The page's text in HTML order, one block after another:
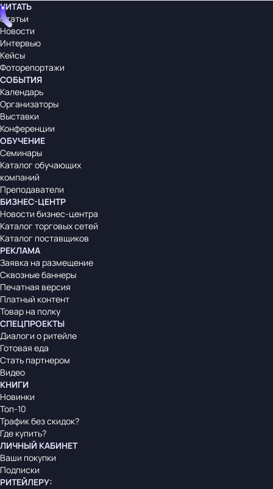
ЧИТАТЬ
Статьи
Новости
Интервью
Кейсы
Фоторепортажи
СОБЫТИЯ
Календарь
Организаторы
Выставки
Конференции
ОБУЧЕНИЕ
Семинары
Каталог обучающих
компаний
Преподаватели
БИЗНЕС-ЦЕНТР
Новости бизнес-центра
Каталог торговых сетей
Каталог поставщиков
РЕКЛАМА
Заявка на размещение
Сквозные баннеры
Печатная версия
Платный контент
Товар на полку
СПЕЦПРОЕКТЫ
Диалоги о ритейле
Готовая еда
Стать партнером
Видео
КНИГИ
Новинки
Топ-10
Трафик без скидок?
Где купить?
ЛИЧНЫЙ КАБИНЕТ
Ваши покупки
Подписки
РИТЕЙЛЕРУ: